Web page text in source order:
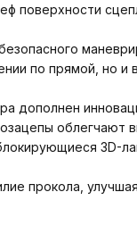
поверхности
по прямой, но и
дополнен
облегчают
3D-
прокола,